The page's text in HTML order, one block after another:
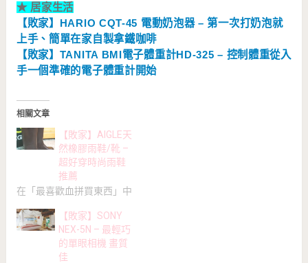
★ 居家生活
【敗家】HARIO CQT-45 電動奶泡器 – 第一次打奶泡就
上手、簡單在家自製拿鐵咖啡
【敗家】TANITA BMI電子體重計HD-325 – 控制體重從入
手一個準確的電子體重計開始
相關文章
【敗家】AIGLE天
然橡膠雨鞋/靴 –
超好穿時尚雨鞋
推薦
在「最喜歡血拼買東西」中
【敗家】SONY
NEX-5N – 最輕巧
的單眼相機 畫質
佳